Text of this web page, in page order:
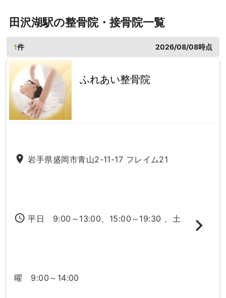
田沢湖駅の整骨院・接骨院一覧
1件 2026/08/08時点
ふれあい整骨院
place 岩手県盛岡市青山2-11-17 フレイム21
access_time 平日 9:00～13:00、15:00～19:30 、土
曜 9:00～14:00